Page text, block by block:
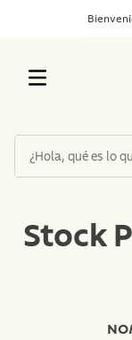
Stock
1.
cuchillos